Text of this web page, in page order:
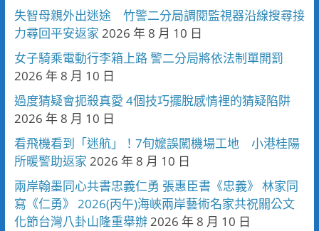
失智母親外出迷途 竹警二分局調閱監視器沿線搜尋接
力尋回平安返家 2026 年 8 月 10 日
女子騎乘電動行李箱上路 警二分局將依法制單開罰
2026 年 8 月 10 日
過度猜疑會扼殺真愛 4個技巧擺脫感情裡的猜疑陷阱
2026 年 8 月 10 日
看飛機看到「迷航」！7旬嬤誤闖機場工地 小港桂陽
所暖警助返家 2026 年 8 月 10 日
兩岸翰墨同心共書忠義仁勇 張惠臣書《忠義》 林家同
寫《仁勇》 2026(丙午)海峽兩岸藝術名家共祝關公文
化節台灣八卦山隆重舉辦2026 年 8 月 10 日